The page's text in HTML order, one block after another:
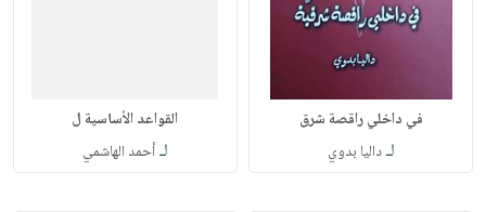
في داخلي راقصة شرق
لـداليا بدوي
القواعد الأساسية ل
لـأحمد الهاشمي